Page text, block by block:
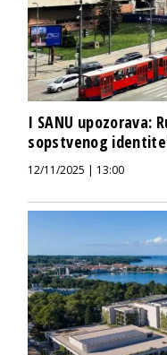
I SANU upozorava:
sopstvenog
12/11/2025 | 13:00